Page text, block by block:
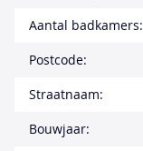
Aantal badkamers:
Postcode:
Straatnaam:
Bouwjaar: